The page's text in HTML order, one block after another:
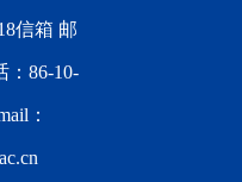
信箱 邮
：86-10-
：